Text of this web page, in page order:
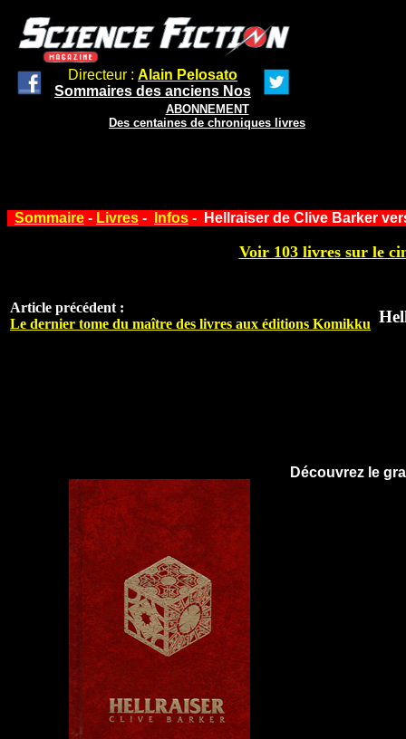
Directeur : Alain Pelosato
Sommaires des anciens Nos
ABONNEMENT
Des centaines de chroniques livres
Sommaire - Livres - Infos - Hellraiser de Clive Barker
Voir 103 livres sur le
Article précédent :
Le dernier tome du maître des livres aux éditions Komikku
Découvrez le